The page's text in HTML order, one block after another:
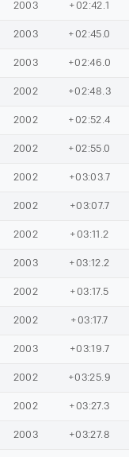
2003 +02:42.1
2003 +02:45.0
2003 +02:46.0
2002 +02:48.3
2002 +02:52.4
2002 +02:55.0
2002 +03:03.7
2002 +03:07.7
2002 +03:11.2
2003 +03:12.2
2002 +03:17.5
2002 +03:17.7
2003 +03:19.7
2002 +03:25.9
2002 +03:27.3
2003 +03:27.8